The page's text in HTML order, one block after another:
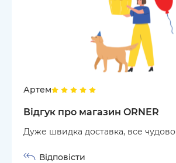
Артем
Відгук про магазин ORNER
Дуже швидка доставка, все чудово
Відповісти